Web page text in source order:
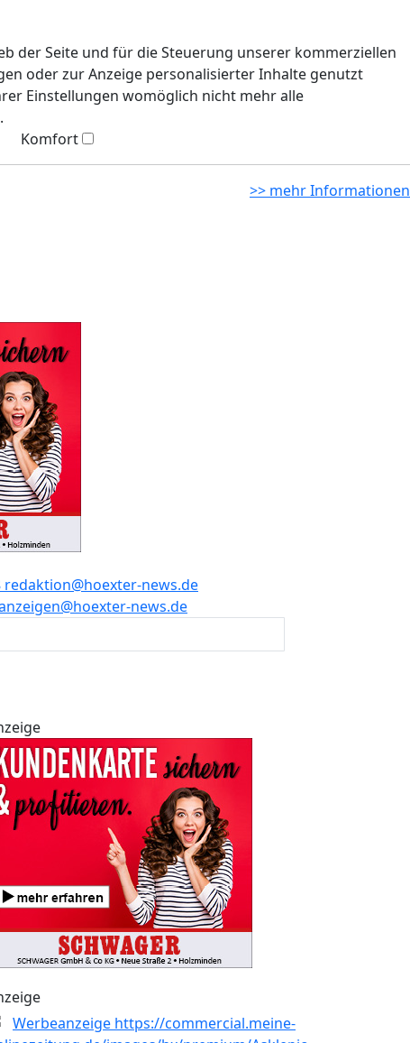
der Seite und für die Steuerung unserer kommerziellen
oder zur Anzeige personalisierter Inhalte genutzt
Einstellungen womöglich nicht mehr alle
.
Komfort
>> mehr Informationen
redaktion@hoexter-news.de
news.de